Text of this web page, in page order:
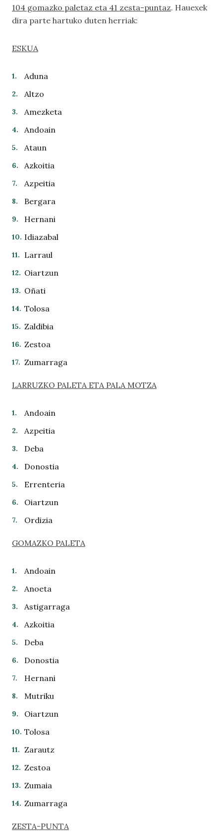
104 gomazko paletaz eta 41 zesta-puntaz. Hauexek
dira parte hartuko duten herriak:
ESKUA
Aduna
Altzo
Amezketa
Andoain
Ataun
Azkoitia
Azpeitia
Bergara
Hernani
Idiazabal
Larraul
Oiartzun
Oñati
Tolosa
Zaldibia
Zestoa
Zumarraga
LARRUZKO PALETA ETA PALA MOTZA
Andoain
Azpeitia
Deba
Donostia
Errenteria
Oiartzun
Ordizia
GOMAZKO PALETA
Andoain
Anoeta
Astigarraga
Azkoitia
Deba
Donostia
Hernani
Mutriku
Oiartzun
Tolosa
Zarautz
Zestoa
Zumaia
Zumarraga
ZESTA-PUNTA